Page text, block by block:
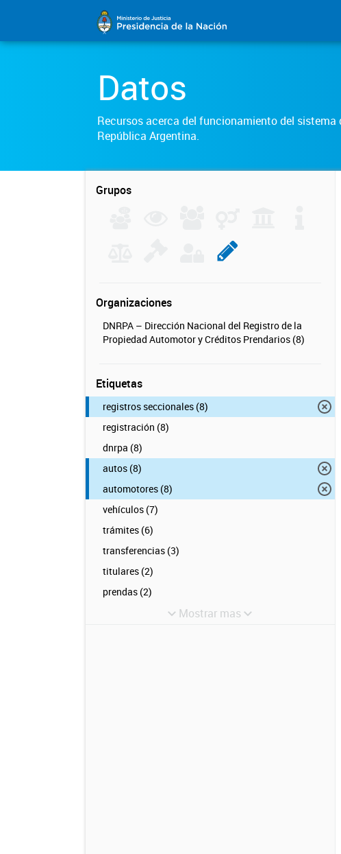
Datos
Recursos acerca del funcionamiento del sistema
República Argentina.
Grupos
Organizaciones
DNRPA – Dirección Nacional del Registro de la
Propiedad Automotor y Créditos Prendarios (8)
Etiquetas
registros seccionales (8)
registración (8)
dnrpa (8)
autos (8)
automotores (8)
vehículos (7)
trámites (6)
transferencias (3)
titulares (2)
prendas (2)
Mostrar mas